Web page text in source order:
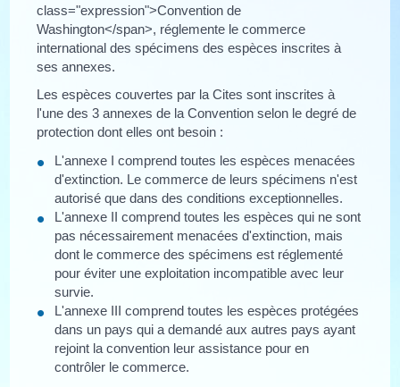
class="expression">Convention de
Washington</span>, réglemente le commerce
international des spécimens des espèces inscrites à
ses annexes.
Les espèces couvertes par la Cites sont inscrites à
l'une des 3 annexes de la Convention selon le degré de
protection dont elles ont besoin :
L'annexe I comprend toutes les espèces menacées
d'extinction. Le commerce de leurs spécimens n'est
autorisé que dans des conditions exceptionnelles.
L'annexe II comprend toutes les espèces qui ne sont
pas nécessairement menacées d'extinction, mais
dont le commerce des spécimens est réglementé
pour éviter une exploitation incompatible avec leur
survie.
L'annexe III comprend toutes les espèces protégées
dans un pays qui a demandé aux autres pays ayant
rejoint la convention leur assistance pour en
contrôler le commerce.